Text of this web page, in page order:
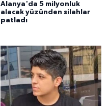
Alanya'da 5 milyonluk
alacak yüzünden silahlar
patladı